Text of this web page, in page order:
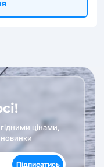
цінами,
новинки
Підписатись